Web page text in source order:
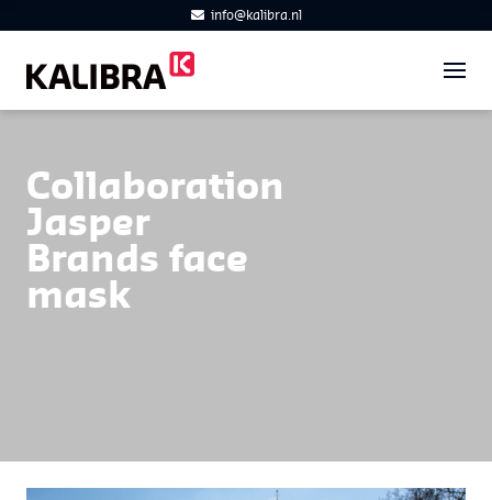
info@kalibra.nl
Collaboration
Jasper
Brands face
mask